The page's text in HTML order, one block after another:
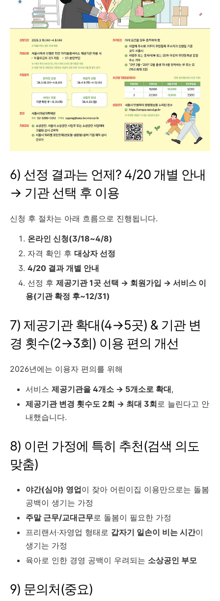
6) 선정 결과는 언제? 4/20 개별 안내
→ 기관 선택 후 이용
신청 후 절차는 아래 흐름으로 진행됩니다.
온라인 신청(3/18~4/8)
자격 확인 후 대상자 선정
4/20 결과 개별 안내
선정 후 제공기관 1곳 선택 → 회원가입 → 서비스 이
용(기관 확정 후~12/31)
7) 제공기관 확대(4→5곳) & 기관 변
경 횟수(2→3회) 이용 편의 개선
2026년에는 이용자 편의를 위해
서비스 제공기관을 4개소 → 5개소로 확대,
제공기관 변경 횟수도 2회 → 최대 3회로 늘린다고 안
내했습니다.
8) 이런 가정에 특히 추천(검색 의도
맞춤)
야간(심야) 영업이 잦아 어린이집 이용만으로는 돌봄
공백이 생기는 가정
주말 근무/교대근무로 돌봄이 필요한 가정
프리랜서·자영업 형태로 갑자기 일손이 비는 시간이
생기는 가정
육아로 인한 경영 공백이 우려되는 소상공인 부모
9) 문의처(중요)